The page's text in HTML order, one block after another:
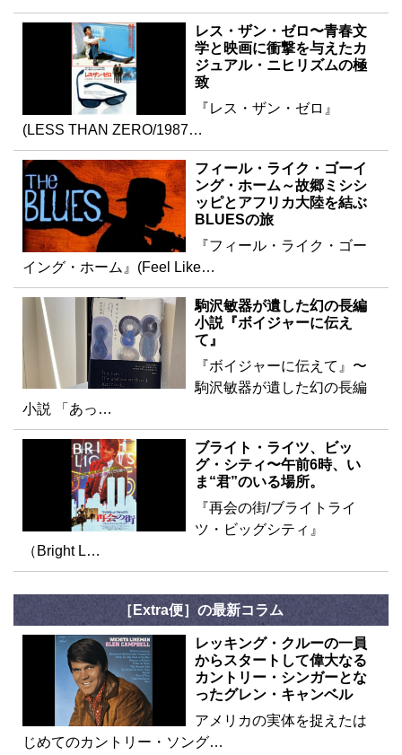
レス・ザン・ゼロ〜青春文
学と映画に衝撃を与えたカ
ジュアル・ニヒリズムの極
致
『レス・ザン・ゼロ』
(LESS THAN ZERO/1987…
フィール・ライク・ゴーイ
ング・ホーム～故郷ミシシ
ッピとアフリカ大陸を結ぶ
BLUESの旅
『フィール・ライク・ゴー
イング・ホーム』(Feel Like…
駒沢敏器が遺した幻の長編
小説『ボイジャーに伝え
て』
『ボイジャーに伝えて』〜
駒沢敏器が遺した幻の長編
小説 「あっ…
ブライト・ライツ、ビッ
グ・シティ〜午前6時、い
ま“君”のいる場所。
『再会の街/ブライトライ
ツ・ビッグシティ』
（Bright L…
［Extra便］の最新コラム
レッキング・クルーの一員
からスタートして偉大なる
カントリー・シンガーとな
ったグレン・キャンベル
アメリカの実体を捉えたは
じめてのカントリー・ソング…